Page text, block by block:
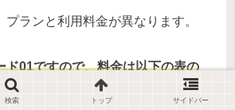
プランと利用料金が異なります。
ド01ですので、料金は以下の表の
検索 トップ サイドバー